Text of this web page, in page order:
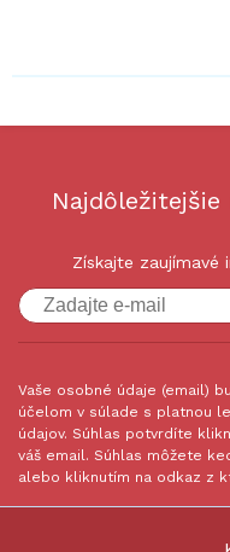
Získajte zaujímavé
Vaše osobné údaje (email)
účelom v súlade s platnou
údajov. Súhlas potvrdíte
váš email. Súhlas môžete
alebo kliknutím na odkaz z